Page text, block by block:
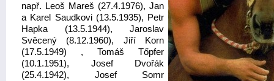
např. Leoš Mareš (27.4.1976), Jan
a Karel Saudkovi (13.5.1935), Petr
Hapka (13.5.1944), Jaroslav
Svěcený (8.12.1960), Jiří Korn
(17.5.1949) , Tomáš Tőpfer
(10.1.1951), Josef Dvořák
(25.4.1942), Josef Somr